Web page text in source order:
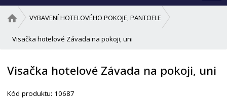
t
v
o
í
t
VYBAVENÍ HOTELOVÉHO POKOJE, PANTOFLE
Visačka hotelové Závada na pokoji, uni
Visačka hotelové Závada na pokoji, uni
Kód produktu: 10687